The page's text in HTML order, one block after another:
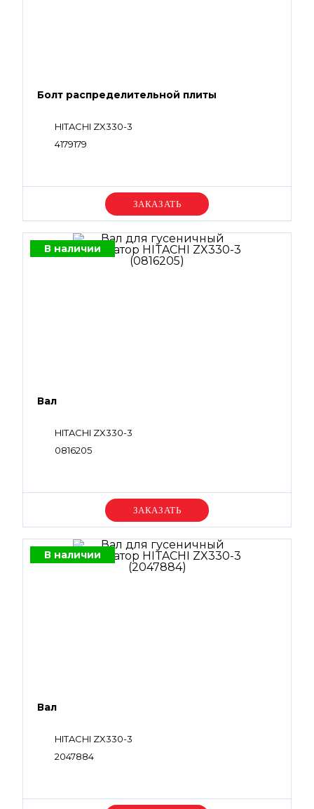
Болт распределительной плиты
HITACHI ZX330-3
4179179
Уточняйте цену
В наличии
Вал
HITACHI ZX330-3
0816205
Уточняйте цену
В наличии
Вал
HITACHI ZX330-3
2047884